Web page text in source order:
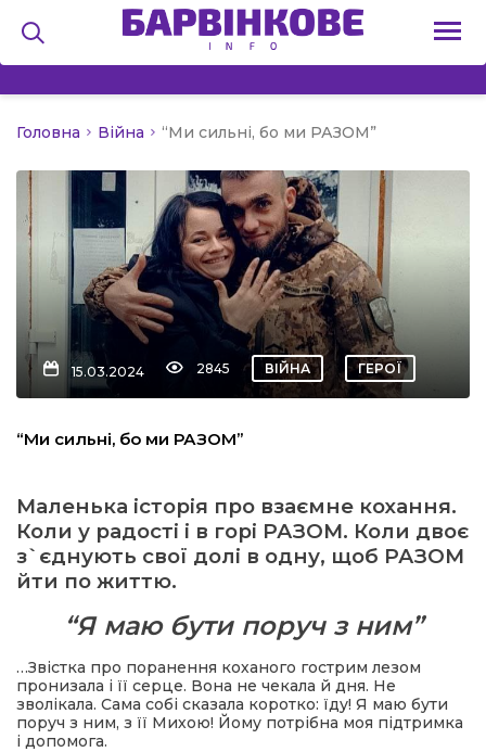
Головна Війна “Ми сильні, бо ми РАЗОМ”
15.03.2024 2845 ВІЙНА ГЕРОЇ
“Ми сильні, бо ми РАЗОМ”
Маленька історія про взаємне кохання.
Коли у радості і в горі РАЗОМ. Коли двоє
з`єднують свої долі в одну, щоб РАЗОМ
йти по життю.
“Я маю бути поруч з ним”
…Звістка про поранення коханого гострим лезом
пронизала і її серце. Вона не чекала й дня. Не
зволікала. Сама собі сказала коротко: їду! Я маю бути
поруч з ним, з її Михою! Йому потрібна моя підтримка
і допомога.